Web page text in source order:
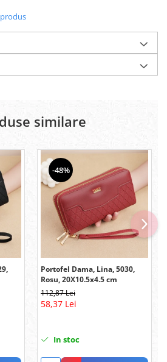
similare
-48%
Portofel Dama, Lina, 5030,
Rosu, 20X10.5x4.5 cm
112,87 Lei
58,37 Lei
In stoc